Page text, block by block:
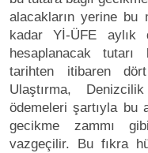
alacakların yerine bu
kadar Yİ-ÜFE aylık
hesaplanacak
tarihten itibaren
Ulaştırma,
ödemeleri şartıyla bu
gecikme zammı
vazgeçilir. Bu fıkra